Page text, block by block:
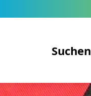
Suchen